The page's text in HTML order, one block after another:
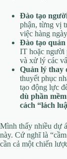
Đào tạo
phận, từng vị
việc hàng
Đào tạo
IT hoặc người
và xử lý các
Quản lý thay
thuyết phục
tạo động lực
dù phần
cách “lách
Mình thấy nhiều dự
này. Cứ nghĩ là
cần cả một chiến